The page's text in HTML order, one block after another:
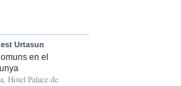
Urtasun
en el
Hotel Palace de